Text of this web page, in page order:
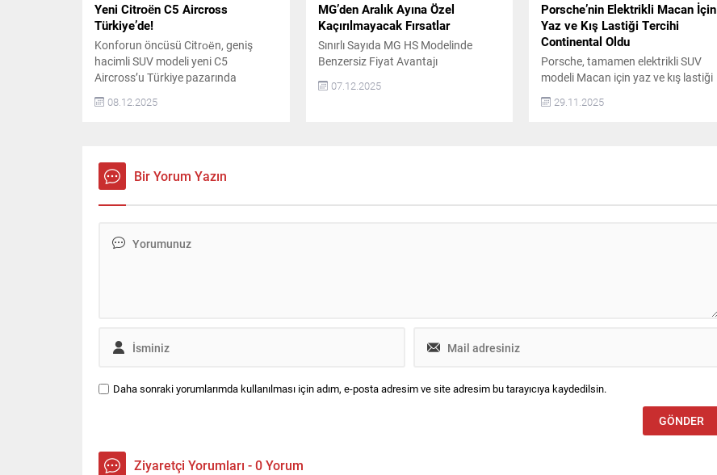
Yeni Citroën C5 Aircross
Türkiye’de!
Konforun öncüsü Citroën, geniş
hacimli SUV modeli yeni C5
Aircross’u Türkiye pazarında
lansmana özel 2.200.000 TL’den
başlayan fiyatlarla tüketicilerle
Aircross, hibrit veya yüzde 100
elektrikli güç aktarma sistemleri ile
tercih edilebilirken, teknoloji ve
08.12.2025
MG’den Aralık Ayına Özel
Kaçırılmayacak Fırsatlar
Sınırlı Sayıda MG HS Modelinde
Benzersiz Fiyat Avantajı
07.12.2025
Porsche’nin Elektrikli Macan İçin
Yaz ve Kış Lastiği Tercihi
Continental Oldu
Porsche, tamamen elektrikli SUV
modeli Macan için yaz ve kış lastiği
tercihini Continental’den yana
kullandı.
29.11.2025
Bir Yorum Yazın
Daha sonraki yorumlarımda kullanılması için adım, e-posta adresim ve site adresim bu tarayıcıya kaydedilsin.
Ziyaretçi Yorumları - 0 Yorum